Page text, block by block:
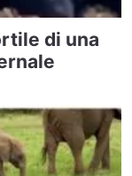
di una